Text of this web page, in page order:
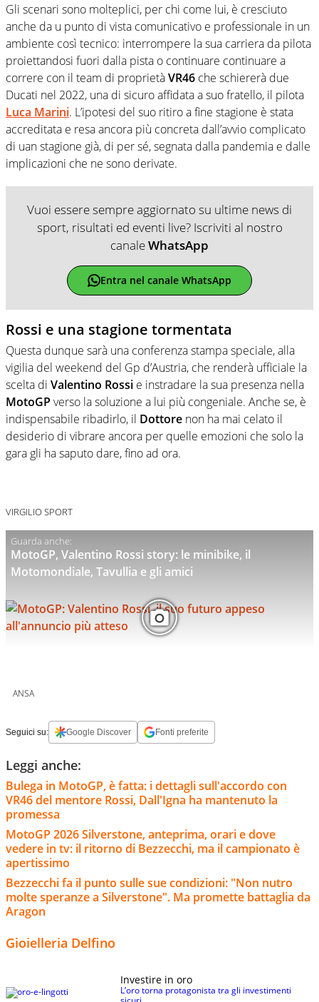
Gli scenari sono molteplici, per chi come lui, è cresciuto
anche da u punto di vista comunicativo e professionale in un
ambiente così tecnico: interrompere la sua carriera da pilota
proiettandosi fuori dalla pista o continuare continuare a
correre con il team di proprietàVR46 che schiererà due
Ducati nel 2022, una di sicuro affidata a suo fratello, il pilota
Luca Marini. L’ipotesi del suo ritiro a fine stagione è stata
accreditata e resa ancora più concreta dall’avvio complicato
di uan stagione già, di per sé, segnata dalla pandemia e dalle
implicazioni che ne sono derivate.
Vuoi essere sempre aggiornato su ultime news di
sport, risultati ed eventi live? Iscriviti al nostro
canaleWhatsApp
Entra nel canale WhatsApp
Rossi e una stagione tormentata
Questa dunque sarà una conferenza stampa speciale, alla
vigilia del weekend del Gp d’Austria, che renderà ufficiale la
scelta di Valentino Rossi e instradare la sua presenza nella
MotoGP verso la soluzione a lui più congeniale. Anche se, è
indispensabile ribadirlo, il Dottore non ha mai celato il
desiderio di vibrare ancora per quelle emozioni che solo la
gara gli ha saputo dare, fino ad ora.
VIRGILIO SPORT
MotoGP, Valentino Rossi story: le minibike, il
Motomondiale, Tavullia e gli amici
ANSA
Seguici su: Google Discover Fonti preferite
Leggi anche:
Bulega in MotoGP, è fatta: i dettagli sull'accordo con
VR46 del mentore Rossi, Dall'Igna ha mantenuto la
promessa
MotoGP 2026 Silverstone, anteprima, orari e dove
vedere in tv: il ritorno di Bezzecchi, ma il campionato è
apertissimo
Bezzecchi fa il punto sulle sue condizioni: "Non nutro
molte speranze a Silverstone". Ma promette battaglia da
Aragon
Gioielleria Delfino
Investire in oro
L’oro torna protagonista tra gli investimenti